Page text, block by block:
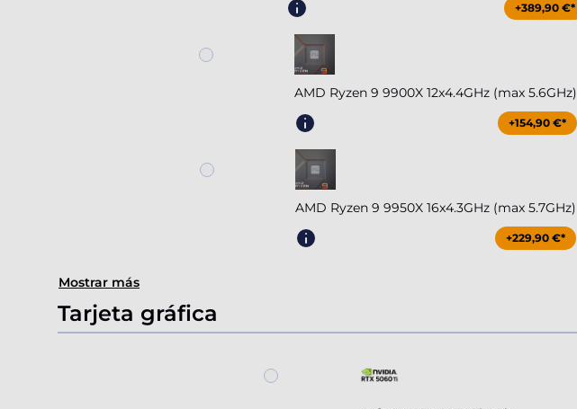
+389,90 €*
AMD Ryzen 9 9900X 12x4.4GHz (max 5.6GHz)
+154,90 €*
AMD Ryzen 9 9950X 16x4.3GHz (max 5.7GHz)
+229,90 €*
Mostrar más
Tarjeta gráfica